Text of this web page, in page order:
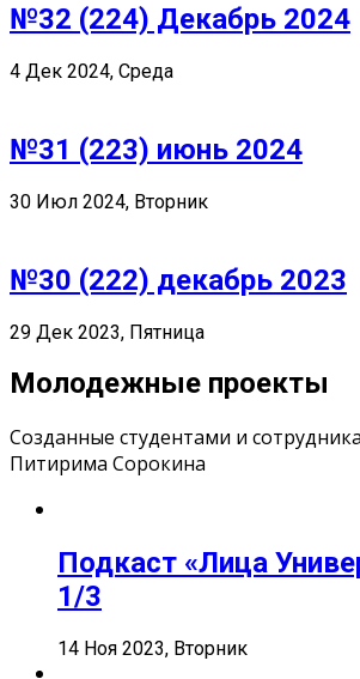
№32 (224) Декабрь 2024
4 Дек 2024, Среда
№31 (223) июнь 2024
30 Июл 2024, Вторник
№30 (222) декабрь 2023
29 Дек 2023, Пятница
Молодежные проекты
Созданные студентами и
Питирима Сорокина
Подкаст «Лица
1/3
14 Ноя 2023, Вторник